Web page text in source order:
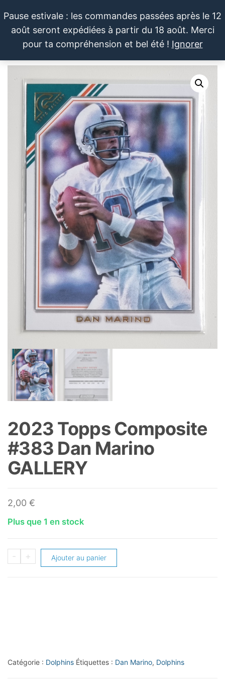
au
contenu
Pause estivale : les commandes passées après le 12
août seront expédiées à partir du 18 août. Merci
pour ta compréhension et bel été ! Ignorer
LE SPORTIF
DU
DIMANCHE®
Cartes
et
produits
autour
du
sport et
de la
pop
culture
2023 Topps Composite
#383 Dan Marino
GALLERY
2,00 €
Plus que 1 en stock
-
quantité
GALLERY
+ Ajouter au panier
Catégorie : Dolphins Étiquettes : Dan Marino, Dolphins